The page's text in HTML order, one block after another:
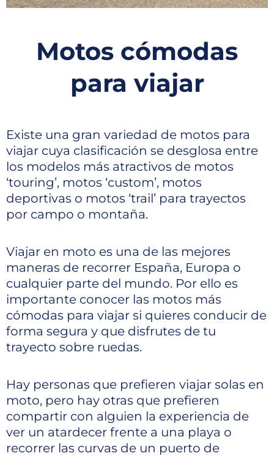
Motos cómodas
para viajar
Existe una gran variedad de motos para
viajar cuya clasificación se desglosa entre
los modelos más atractivos de motos
‘touring’, motos ‘custom’, motos
deportivas o motos ‘trail’ para trayectos
por campo o montaña.
Viajar en moto es una de las mejores
maneras de recorrer España, Europa o
cualquier parte del mundo. Por ello es
importante conocer las motos más
cómodas para viajar si quieres conducir de
forma segura y que disfrutes de tu
trayecto sobre ruedas.
Hay personas que prefieren viajar solas en
moto, pero hay otras que prefieren
compartir con alguien la experiencia de
ver un atardecer frente a una playa o
recorrer las curvas de un puerto de